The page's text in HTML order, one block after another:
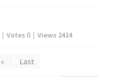
| Votes 0 | Views 2414
» Last